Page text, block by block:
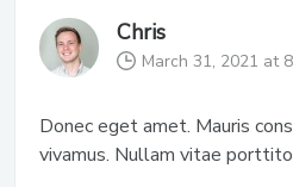
Chris
March 31, 2021 at
Donec eget amet. Mauris
vivamus. Nullam vitae